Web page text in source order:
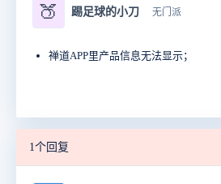
🍑 踢足球的小刀 无门派
禅道APP里产品信息无法显示；
1个回复